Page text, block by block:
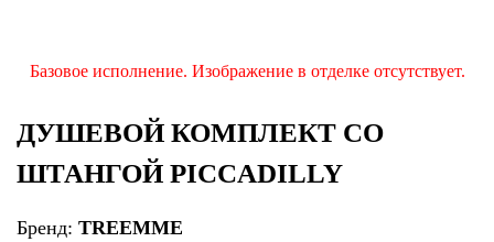
Базовое исполнение. Изображение в отделке отсутствует.
ДУШЕВОЙ КОМПЛЕКТ СО
ШТАНГОЙ PICCADILLY
Бренд: TREEMME